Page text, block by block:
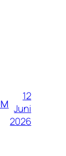
12
Juni
2026